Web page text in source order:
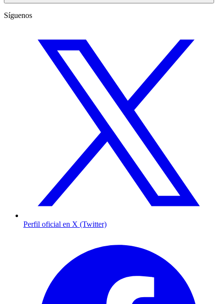
Síguenos
Perfil oficial en X (Twitter)